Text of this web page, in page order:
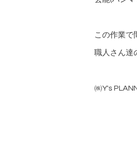
この作業で
職人さん達
㈱Y's